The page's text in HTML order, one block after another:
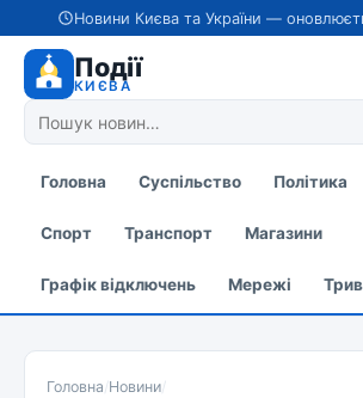
Новини Києва та України —
Події
КИЄВА
Головна Суспільство Політика
Спорт Транспорт Магазини
Графік відключень Мережі
Головна/Новини/